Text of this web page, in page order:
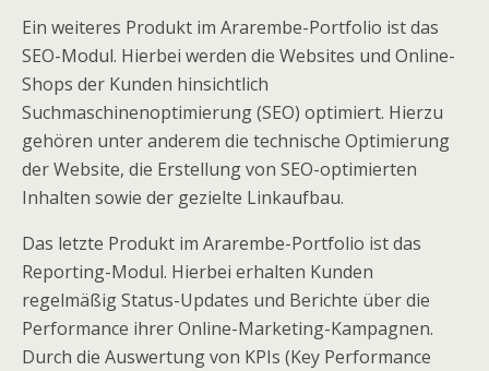
Ein weiteres Produkt im Ararembe-Portfolio ist das
SEO-Modul. Hierbei werden die Websites und Online-
Shops der Kunden hinsichtlich
Suchmaschinenoptimierung (SEO) optimiert. Hierzu
gehören unter anderem die technische Optimierung
der Website, die Erstellung von SEO-optimierten
Inhalten sowie der gezielte Linkaufbau.
Das letzte Produkt im Ararembe-Portfolio ist das
Reporting-Modul. Hierbei erhalten Kunden
regelmäßig Status-Updates und Berichte über die
Performance ihrer Online-Marketing-Kampagnen.
Durch die Auswertung von KPIs (Key Performance